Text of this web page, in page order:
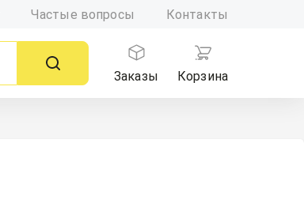
Частые вопросы Контакты
Заказы
Корзина